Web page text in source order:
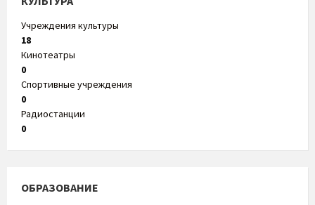
Учреждения культуры
18
Кинотеатры
0
Спортивные учреждения
0
Радиостанции
0
ОБРАЗОВАНИЕ